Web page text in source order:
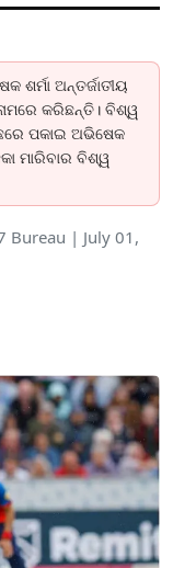
ଅନ୍ତର୍ଜାତୀୟ
କରିଛନ୍ତି। ବିଶ୍ୱ
ପକାଇ ଅଭିଷେକ
ମାରିବାର ବିଶ୍ୱ
Bureau | July 01,